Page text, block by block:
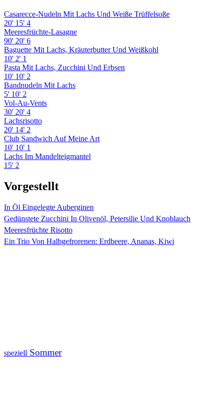
Casarecce-Nudeln Mit Lachs Und Weiße Trüffelsoße
20' 15' 4
Meeresfrüchte-Lasagne
90' 20' 6
Baguette Mit Lachs, Kräuterbutter Und Weißkohl
10' 2' 1
Pasta Mit Lachs, Zucchini Und Erbsen
10' 10' 2
Bandnudeln Mit Lachs
5' 10' 2
Vol-Au-Vents
30' 20' 4
Lachsrisotto
20' 14' 2
Club Sandwich Auf Meine Art
10' 10' 1
Lachs Im Mandelteigmantel
15' 2
Vorgestellt
In Öl Eingelegte Auberginen
Gedünstete Zucchini In Olivenöl, Petersilie Und Knoblauch
Meeresfrüchte Risotto
Ein Trio Von Halbgefrorenen: Erdbeere, Ananas, Kiwi
speziell Sommer